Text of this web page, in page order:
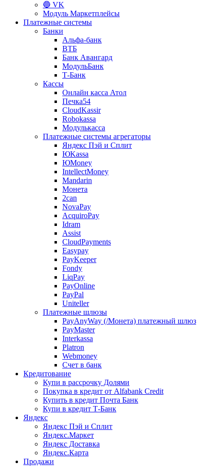
🔵 VK
Модуль Маркетплейсы
Платежные системы
Банки
Альфа-банк
ВТБ
Банк Авангард
МодульБанк
Т-Банк
Кассы
Онлайн касса Атол
Печка54
CloudKassir
Robokassa
Модулькасса
Платежные системы агрегаторы
Яндекс Пэй и Сплит
ЮKassa
ЮMoney
IntellectMoney
Mandarin
Монета
2can
NovaPay
AcquiroPay
Idram
Assist
CloudPayments
Easypay
PayKeeper
Fondy
LiqPay
PayOnline
PayPal
Uniteller
Платежные шлюзы
PayAnyWay (/Монета) платежный шлюз
PayMaster
Interkassa
Platron
Webmoney
Счет в банк
Кредитование
Купи в рассрочку Долями
Покупка в кредит от Alfabank Credit
Купить в кредит Почта Банк
Купи в кредит Т-Банк
Яндекс
Яндекс Пэй и Сплит
Яндекс.Маркет
Яндекс Доставка
Яндекс.Карта
Продажи